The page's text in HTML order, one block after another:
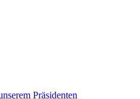
Präsidenten